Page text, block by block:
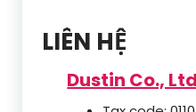
LIÊN HỆ
Dustin Co., Ltd